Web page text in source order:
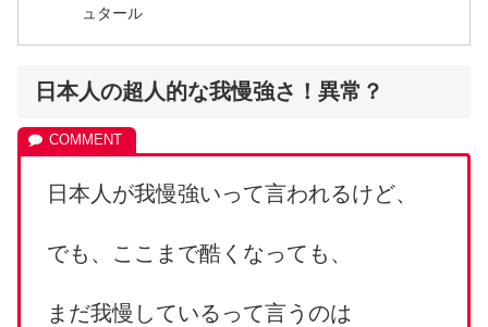
ュタール
日本人の超人的な我慢強さ！異常？
日本人が我慢強いって言われるけど、
でも、ここまで酷くなっても、
まだ我慢しているって言うのは